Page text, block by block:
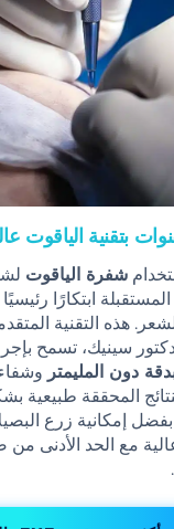
بتقنية الياقوت
شفرة الياقوت
ابتكارًا
هذه التقنية
سينيك، تسمح
دون المليمتر
المحققة طبيعية
إمكانية زرع
مع الحد الأدنى